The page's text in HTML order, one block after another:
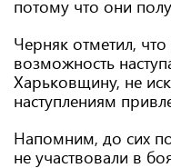
потому что они
Черняк отметил,
возможность
Харьковщину, не
наступлениям
Напомним, до сих
не участвовали в